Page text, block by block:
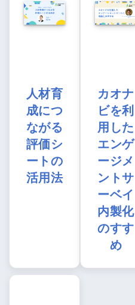
人材育
成につ
ながる
評価シ
ートの
活用法
カオナ
ビを利
用した
エンゲ
ージメ
ントサ
ーベイ
内製化
のすす
め